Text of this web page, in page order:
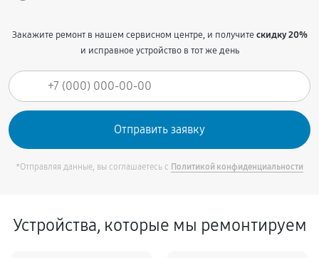
Закажите ремонт в нашем сервисном центре, и получитескидку 20%
и исправное устройство в тот же день
*Отправляя данные, вы соглашаетесь с Политикой конфиденциальности
Устройства, которые мы ремонтируем